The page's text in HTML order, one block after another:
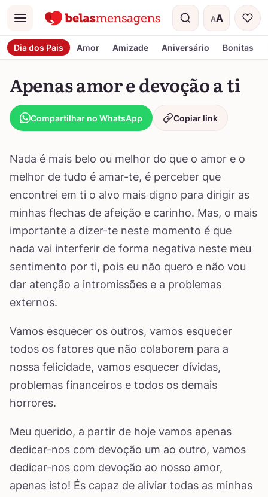
Menu AA
Tamanho do
Dia dos Pais Amor Amizade Aniversário Bonitas
Apenas amor e devoção a ti
Compartilhar no WhatsApp Copiar link
Nada é mais belo ou melhor do que o amor e o
melhor de tudo é amar-te, é perceber que
encontrei em ti o alvo mais digno para dirigir as
minhas flechas de afeição e carinho. Mas, o mais
importante a dizer-te neste momento é que
nada vai interferir de forma negativa neste meu
sentimento por ti, pois eu não quero e não vou
dar atenção a intromissões e a problemas
externos.
Vamos esquecer os outros, vamos esquecer
todos os fatores que não colaborem para a
nossa felicidade, vamos esquecer dívidas,
problemas financeiros e todos os demais
horrores.
Meu querido, a partir de hoje vamos apenas
dedicar-nos com devoção um ao outro, vamos
dedicar-nos com devoção ao nosso amor,
apenas isto! És capaz de aliviar todas as minhas